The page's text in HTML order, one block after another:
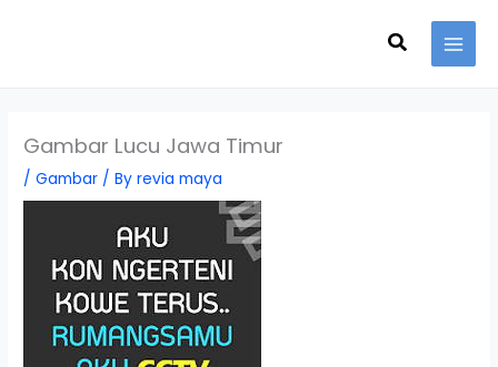
Search
Gambar Lucu Jawa Timur
/Gambar / Byrevia maya